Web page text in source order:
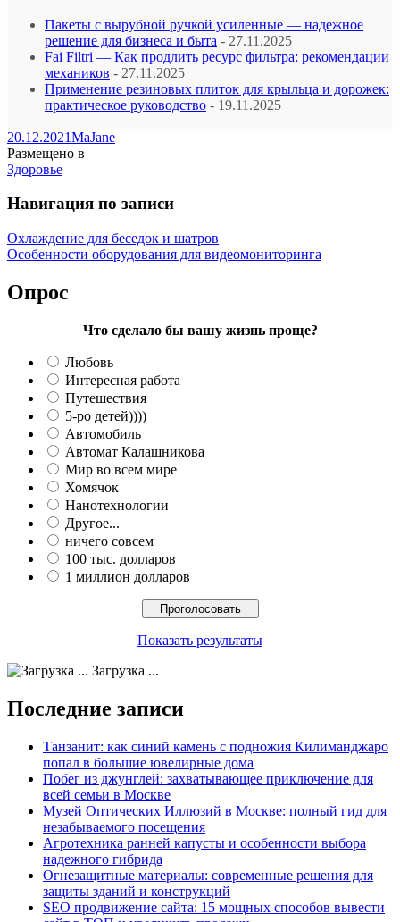
Пакеты с вырубной ручкой усиленные — надежное
решение для бизнеса и быта - 27.11.2025
Fai Filtri — Как продлить ресурс фильтра: рекомендации
механиков - 27.11.2025
Применение резиновых плиток для крыльца и дорожек:
практическое руководство - 19.11.2025
20.12.2021MaJane
Размещено в
Здоровье
Навигация по записи
Охлаждение для беседок и шатров
Особенности оборудования для видеомониторинга
Опрос
Что сделало бы вашу жизнь проще?
Любовь
Интересная работа
Путешествия
5-ро детей))))
Автомобиль
Автомат Калашникова
Мир во всем мире
Хомячок
Нанотехнологии
Другое...
ничего совсем
100 тыс. долларов
1 миллион долларов
Показать результаты
Загрузка ...
Последние записи
Танзанит: как синий камень с подножия Килиманджаро
попал в большие ювелирные дома
Побег из джунглей: захватывающее приключение для
всей семьи в Москве
Музей Оптических Иллюзий в Москве: полный гид для
незабываемого посещения
Агротехника ранней капусты и особенности выбора
надежного гибрида
Огнезащитные материалы: современные решения для
защиты зданий и конструкций
SEO продвижение сайта: 15 мощных способов вывести